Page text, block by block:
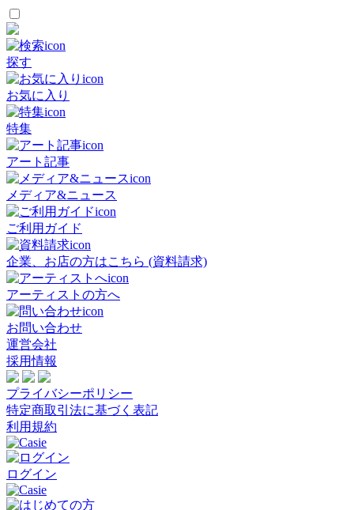
探す
お気に入り
特集
アート記事
メディア&ニュース
ご利用ガイド
企業、お店の方はこちら (資料請求)
アーティストの方へ
お問い合わせ
運営会社
採用情報
プライバシーポリシー
特定商取引法に基づく表記
利用規約
ログイン